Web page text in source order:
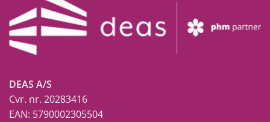
DEAS A/S
Cvr. nr. 20283416
EAN: 5790002305504